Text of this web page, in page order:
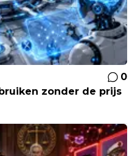
0
zonder de prijs